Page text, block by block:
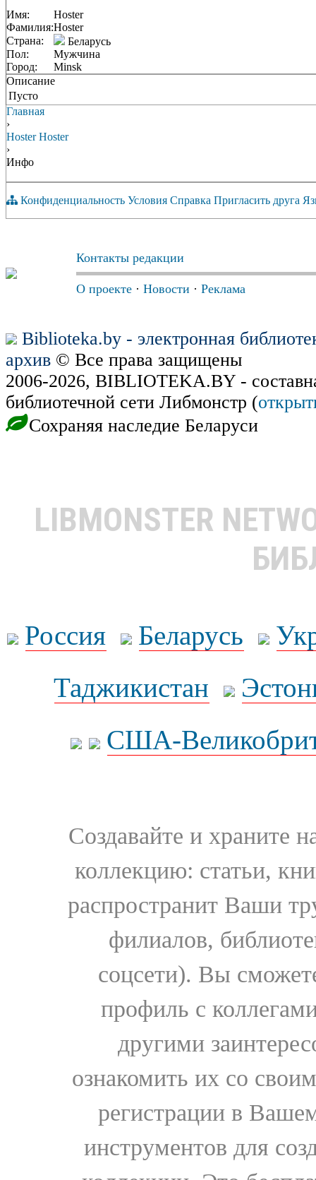
Имя:
Hoster
Фамилия:Hoster
Страна:
Беларусь
Пол:
Мужчина
Город:
Minsk
Описание
Пусто
Главная
›
Hoster Hoster
›
Инфо
Конфиденциальность Условия Справка Пригласить друга
Контакты редакции
О проекте · Новости · Реклама
Biblioteka.by - электронная
архив © Все права защищены
2006-2026, BIBLIOTEKA.BY -
библиотечной сети Либмонстр (
Сохраняя наследие Беларуси
LIBMONSTER
Россия Беларусь
Таджикистан
США-
Создавайте и храните
коллекцию: статьи,
распространит Ваши
филиалов,
соцсети). Вы
профиль с
другими
ознакомить их со
регистрации в
инструментов для